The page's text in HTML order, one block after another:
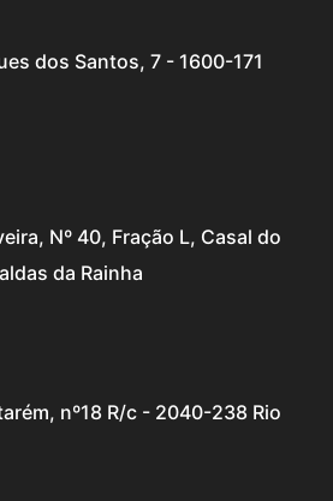
dos Santos, 7 - 1600-171
Nº 40, Fração L, Casal do
da Rainha
nº18 R/c - 2040-238 Rio